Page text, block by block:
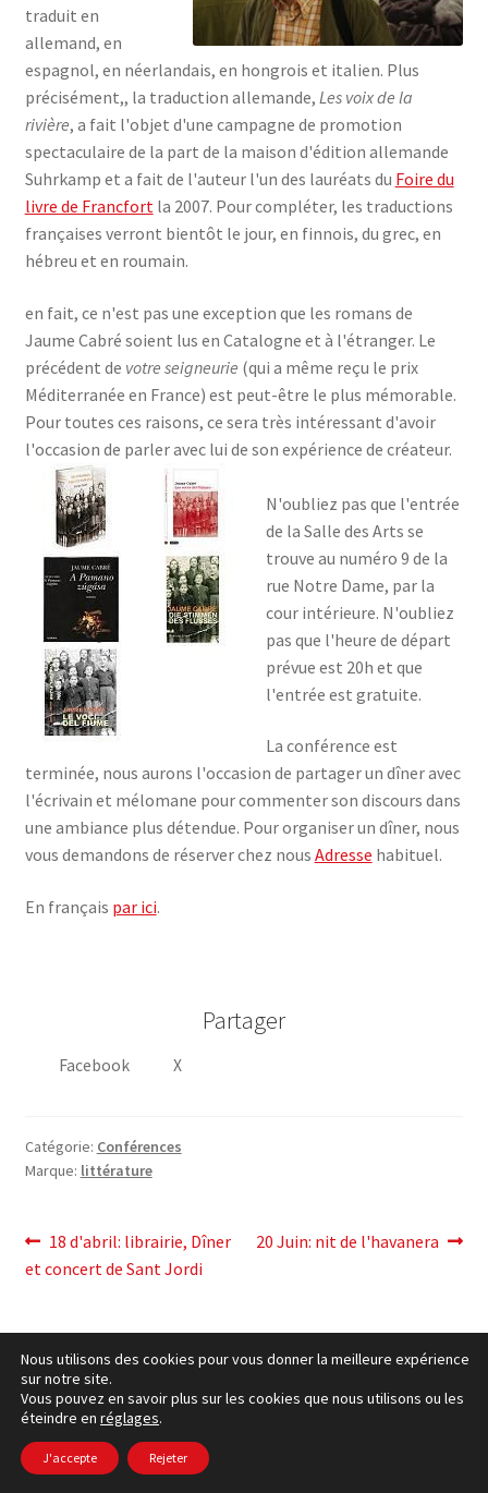
traduit en
allemand, en
espagnol, en néerlandais, en hongrois et italien. Plus
précisément,, la traduction allemande, Les voix de la
rivière, a fait l'objet d'une campagne de promotion
spectaculaire de la part de la maison d'édition allemande
Suhrkamp et a fait de l'auteur l'un des lauréats du Foire du
livre de Francfortla 2007. Pour compléter, les traductions
françaises verront bientôt le jour, en finnois, du grec, en
hébreu et en roumain.
en fait, ce n'est pas une exception que les romans de
Jaume Cabré soient lus en Catalogne et à l'étranger. Le
précédent de votre seigneurie (qui a même reçu le prix
Méditerranée en France) est peut-être le plus mémorable.
Pour toutes ces raisons, ce sera très intéressant d'avoir
l'occasion de parler avec lui de son expérience de créateur.
N'oubliez pas que l'entrée
de la Salle des Arts se
trouve au numéro 9 de la
rue Notre Dame, par la
cour intérieure. N'oubliez
pas que l'heure de départ
prévue est 20h et que
l'entrée est gratuite.
La conférence est
terminée, nous aurons l'occasion de partager un dîner avec
l'écrivain et mélomane pour commenter son discours dans
une ambiance plus détendue. Pour organiser un dîner, nous
vous demandons de réserver chez nous Adresse habituel.
En français par ici.
Partager
Facebook X
Catégorie: Conférences
Marque: littérature
post
navigation
Post
précédent:
18d'abril: librairie, Dîner
et concert de Sant Jordi
Article
20 Juin: nit de l'havanera
cookies Politique– © Ccluxemburg 2006 - 2026 –
de confidentialité
Nous utilisons des cookies pour vous donner la meilleure expérience
sur notre site.
Vous pouvez en savoir plus sur les cookies que nous utilisons ou les
éteindre en réglages.
J'accepte Rejeter